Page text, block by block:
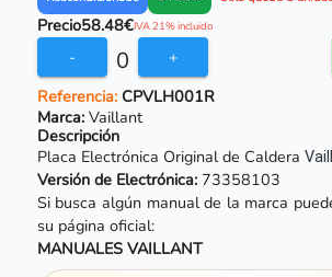
Precio58.48€IVA 21% incluido
- 0 +
Referencia:CPVLH001R
Marca: Vaillant
Descripción
Placa Electrónica Original de Caldera
Versión de Electrónica:73358103
Si busca algún manual de la marca
su página oficial:
MANUALES VAILLANT